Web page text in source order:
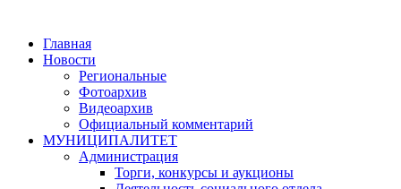
Главная
Новости
Региональные
Фотоархив
Видеоархив
Официальный комментарий
МУНИЦИПАЛИТЕТ
Администрация
Торги, конкурсы и аукционы